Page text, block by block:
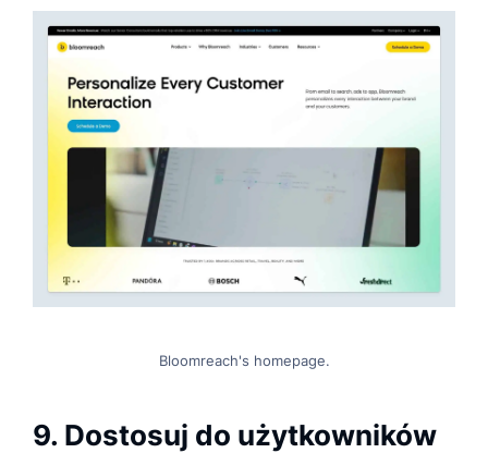
Bloomreach's homepage.
9. Dostosuj do użytkowników